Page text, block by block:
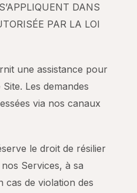
DANS
PAR LA LOI
une assistance pour
Les demandes
via nos canaux
le droit de résilier
Services, à sa
cas de violation des